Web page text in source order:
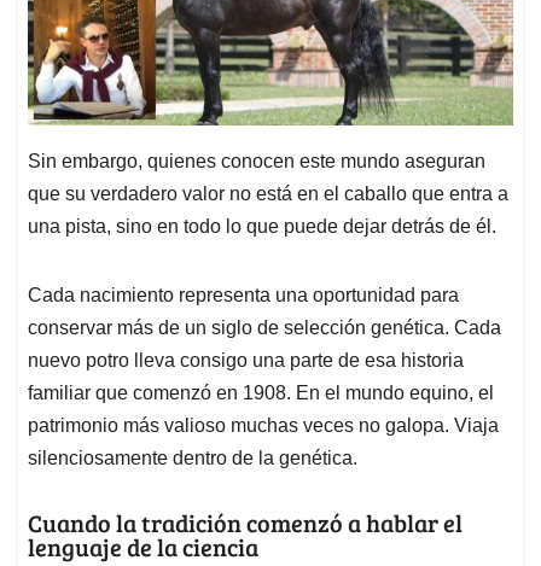
Sin embargo, quienes conocen este mundo aseguran
que su verdadero valor no está en el caballo que entra a
una pista, sino en todo lo que puede dejar detrás de él.
Cada nacimiento representa una oportunidad para
conservar más de un siglo de selección genética. Cada
nuevo potro lleva consigo una parte de esa historia
familiar que comenzó en 1908. En el mundo equino, el
patrimonio más valioso muchas veces no galopa. Viaja
silenciosamente dentro de la genética.
Cuando la tradición comenzó a hablar el
lenguaje de la ciencia